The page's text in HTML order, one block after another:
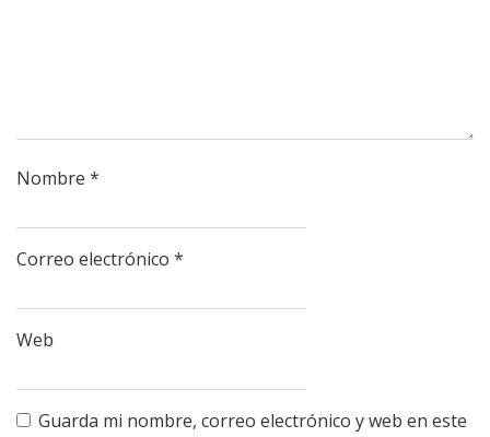
Nombre *
Correo electrónico *
Web
Guarda mi nombre, correo electrónico y web en este